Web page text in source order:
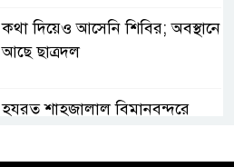
কথা দিয়েও আসেনি শিবির; অবস্থানে
আছে ছাত্রদল
হযরত শাহজালাল বিমানবন্দরে